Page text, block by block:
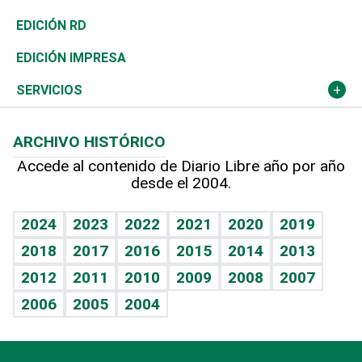
Ocenanía
Caribe
Resto del mundo
Telecom.
Global y variable
Economía personal
Sociales
Novedades
Podcast Arte Libre
Hablando con el pediatra
Vida y familia
Eñe
Celebrando la vida
Sin complejos
En pocas palabras
Tenis
Olimpismo
Más deportes
Línea de hit
TBT Deportivo
El Espía
Noticiero Poteleche
Columnistas
Más firmas
Historia
Martes de tecnología
Cambio climático
Revista
Deportes
Opinión
Hecho en casa
Guía del dinero
EDICIÓN RD
EDICIÓN IMPRESA
SERVICIOS
Cumpleaños
Horóscopos
Crucigramas
ARCHIVO HISTÓRICO
Accede al contenido de Diario Libre año por año
desde el 2004.
2024 2023 2022 2021 2020
2019
2018
2017 2016 2015 2014
2013
2012
2011 2010 2009 2008
2007
2006
2005 2004